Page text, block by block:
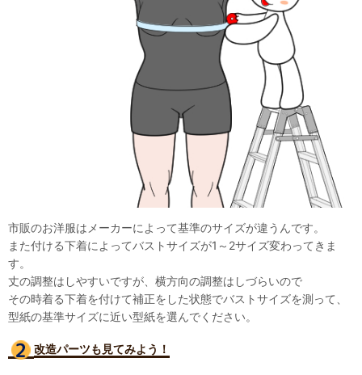
市販のお洋服はメーカーによって基準のサイズが違うんです。
また付ける下着によってバストサイズが1～2サイズ変わってきま
す。
丈の調整はしやすいですが、横方向の調整はしづらいので
その時着る下着を付けて補正をした状態でバストサイズを測って、
型紙の基準サイズに近い型紙を選んでください。
改造パーツも見てみよう！